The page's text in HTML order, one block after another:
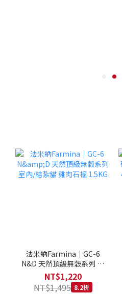
法米納Farmina｜GC-6
N&D 天然頂級無穀系列 室
內/結紮貓 雞肉石榴 1.5KG
NT$1,220
NT$1,495 8.2折